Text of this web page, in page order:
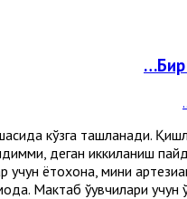
кўзга ташланади.
деган иккиланиш
ётоқхона, мини
Мактаб ўқувчилари учун